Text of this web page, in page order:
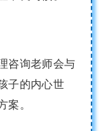
咨询老师会与
子的内心世
案。